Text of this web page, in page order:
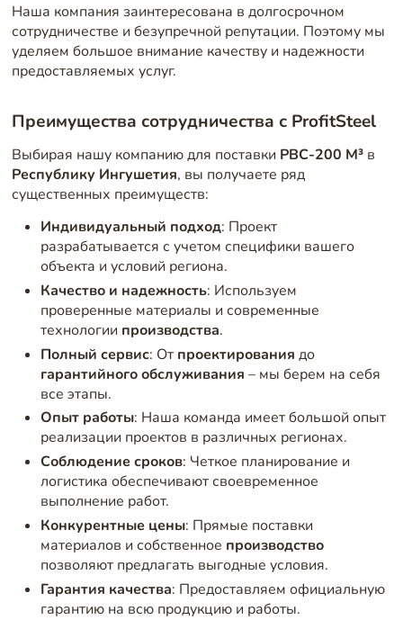
Наша компания заинтересована в долгосрочном
сотрудничестве и безупречной репутации. Поэтому мы
уделяем большое внимание качеству и надежности
предоставляемых услуг.
Преимущества сотрудничества с ProfitSteel
Выбирая нашу компанию для поставки РВС-200 М³в
Республику Ингушетия, вы получаете ряд
существенных преимуществ:
Индивидуальный подход: Проект
разрабатывается с учетом специфики вашего
объекта и условий региона.
Качество и надежность: Используем
проверенные материалы и современные
технологии производства.
Полный сервис: От проектирования до
гарантийного обслуживания – мы берем на себя
все этапы.
Опыт работы: Наша команда имеет большой опыт
реализации проектов в различных регионах.
Соблюдение сроков: Четкое планирование и
логистика обеспечивают своевременное
выполнение работ.
Конкурентные цены: Прямые поставки
материалов и собственное производство
позволяют предлагать выгодные условия.
Гарантия качества: Предоставляем официальную
гарантию на всю продукцию и работы.